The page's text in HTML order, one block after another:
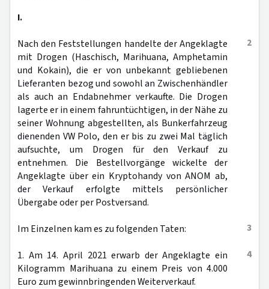
I.
2
Nach den Feststellungen handelte der Angeklagte
mit Drogen (Haschisch, Marihuana, Amphetamin
und Kokain), die er von unbekannt gebliebenen
Lieferanten bezog und sowohl an Zwischenhändler
als auch an Endabnehmer verkaufte. Die Drogen
lagerte er in einem fahruntüchtigen, in der Nähe zu
seiner Wohnung abgestellten, als Bunkerfahrzeug
dienenden VW Polo, den er bis zu zwei Mal täglich
aufsuchte, um Drogen für den Verkauf zu
entnehmen. Die Bestellvorgänge wickelte der
Angeklagte über ein Kryptohandy von ANOM ab,
der Verkauf erfolgte mittels persönlicher
Übergabe oder per Postversand.
3
Im Einzelnen kam es zu folgenden Taten:
4
1. Am 14. April 2021 erwarb der Angeklagte ein
Kilogramm Marihuana zu einem Preis von 4.000
Euro zum gewinnbringenden Weiterverkauf.